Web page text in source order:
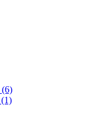
(6)
(1)